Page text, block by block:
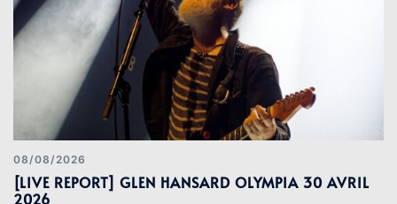
08/08/2026
[LIVE REPORT] GLEN HANSARD OLYMPIA 30 AVRIL
2026